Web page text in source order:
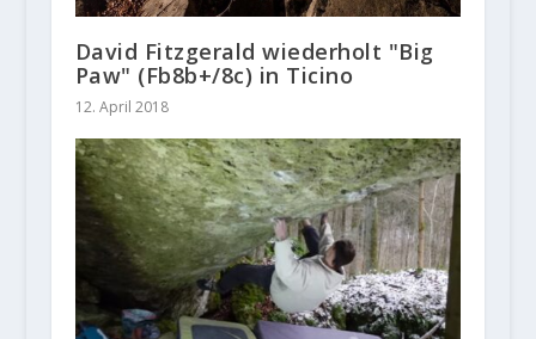
David Fitzgerald wiederholt "Big
Paw" (Fb8b+/8c) in Ticino
12. April 2018